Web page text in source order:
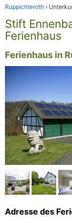
Ruppichteroth
Stift
Ferienhaus
Ferienhaus in
Adresse des